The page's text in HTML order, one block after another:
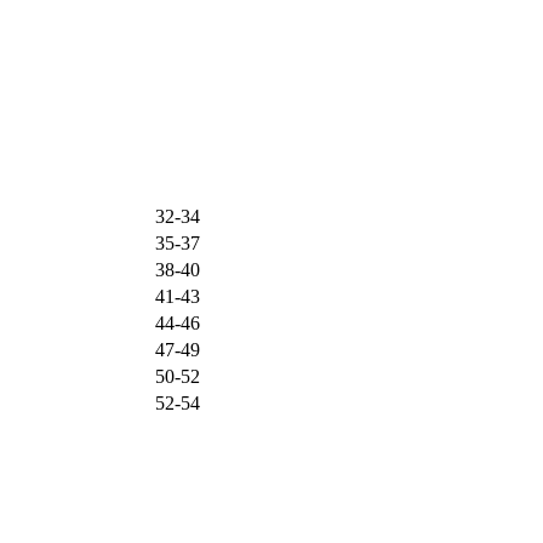
32-34
35-37
38-40
41-43
44-46
47-49
50-52
52-54